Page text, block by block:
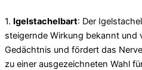
1. Igelstachelbart: Der
steigernde Wirkung bekannt und
Gedächtnis und fördert das
zu einer ausgezeichneten Wahl